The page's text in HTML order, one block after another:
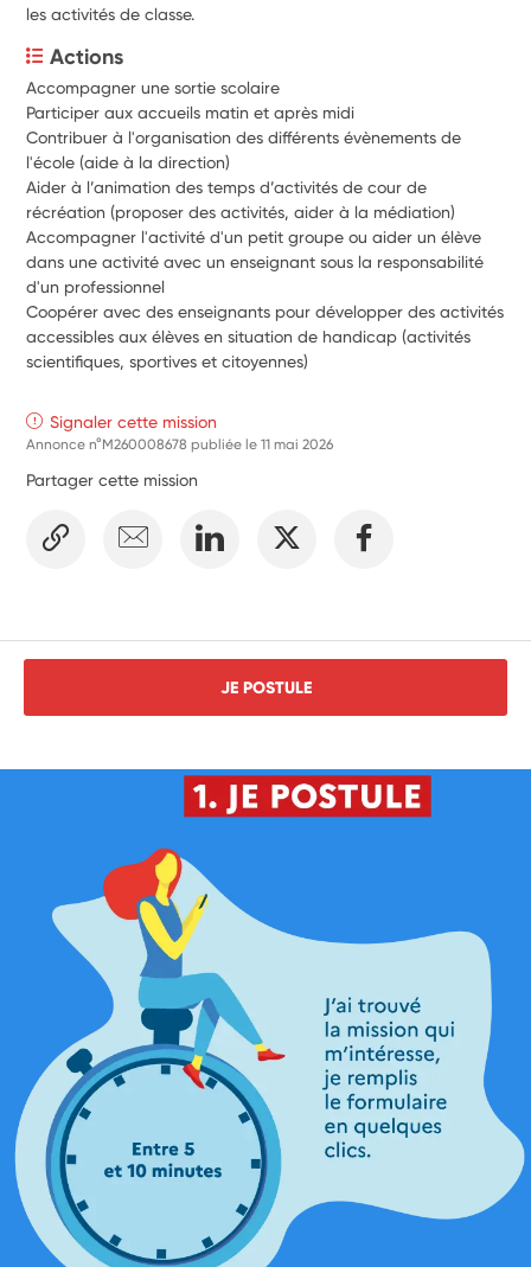
les activités de classe.
Actions
Accompagner une sortie scolaire
Participer aux accueils matin et après midi
Contribuer à l'organisation des différents évènements de
l'école (aide à la direction)
Aider à l’animation des temps d’activités de cour de
récréation (proposer des activités, aider à la médiation)
Accompagner l'activité d'un petit groupe ou aider un élève
dans une activité avec un enseignant sous la responsabilité
d'un professionnel
Coopérer avec des enseignants pour développer des activités
accessibles aux élèves en situation de handicap (activités
scientifiques, sportives et citoyennes)
Signaler cette mission
Annonce n°M260008678 publiée le11 mai 2026
Partager cette mission
JE POSTULE